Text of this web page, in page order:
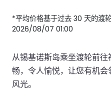
*平均价格基于过去 30 天的渡
2026/08/07 01:00
从锡基诺斯岛乘坐渡轮前
畅，令人愉悦，让您有机
风光。